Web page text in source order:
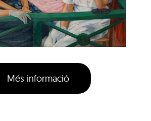
Més informació